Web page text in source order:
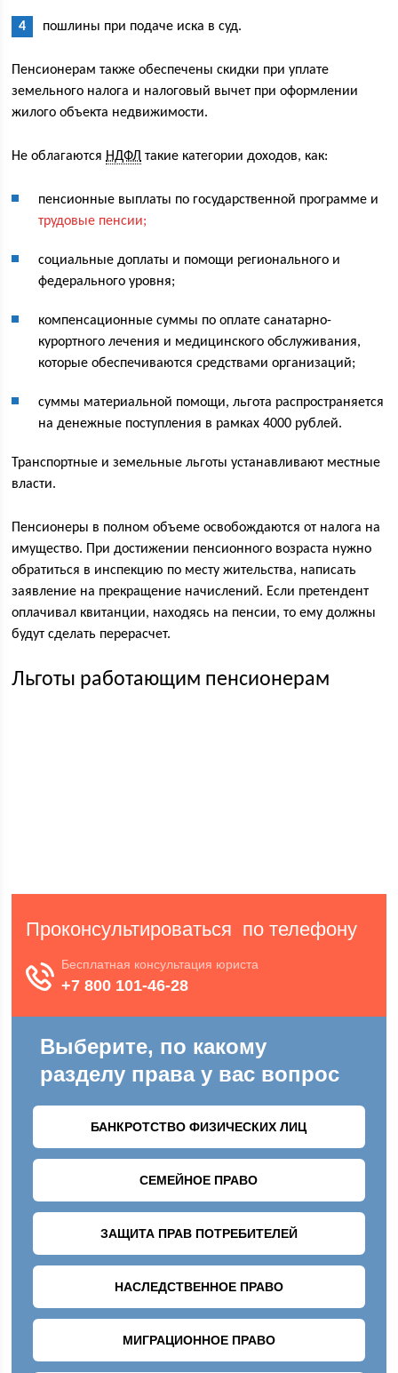
пошлины при подаче иска в суд.
Пенсионерам также обеспечены скидки при уплате
земельного налога и налоговый вычет при оформлении
жилого объекта недвижимости.
Не облагаются НДФЛ такие категории доходов, как:
пенсионные выплаты по государственной программе и
трудовые пенсии;
социальные доплаты и помощи регионального и
федерального уровня;
компенсационные суммы по оплате санатарно-
курортного лечения и медицинского обслуживания,
которые обеспечиваются средствами организаций;
суммы материальной помощи, льгота распространяется
на денежные поступления в рамках 4000 рублей.
Транспортные и земельные льготы устанавливают местные
власти.
Пенсионеры в полном объеме освобождаются от налога на
имущество. При достижении пенсионного возраста нужно
обратиться в инспекцию по месту жительства, написать
заявление на прекращение начислений. Если претендент
оплачивал квитанции, находясь на пенсии, то ему должны
будут сделать перерасчет.
Льготы работающим пенсионерам